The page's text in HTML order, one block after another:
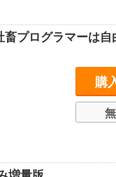
プログラマーは自
購